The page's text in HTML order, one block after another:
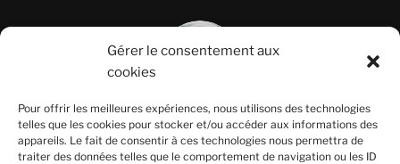
Gérer le consentement aux
cookies
Pour offrir les meilleures expériences, nous utilisons des technologies
telles que les cookies pour stocker et/ou accéder aux informations des
appareils. Le fait de consentir à ces technologies nous permettra de
traiter des données telles que le comportement de navigation ou les ID
© Mc Lennan Global ISC